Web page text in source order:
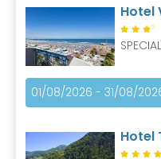
Hotel
S
01/08/2026 - 31/08/
Hotel